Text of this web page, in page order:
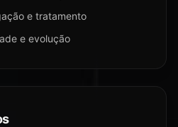
e tratamento
e evolução